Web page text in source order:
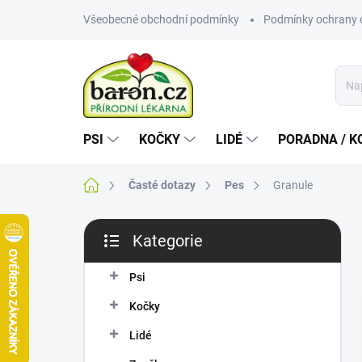
Všeobecné obchodní podmínky Podmínky ochrany
PSI KOČKY LIDÉ PORADNA /
Domů Časté dotazy Pes Granule
P
s
kategorie
Kategorie
Psi
Kočky
Lidé